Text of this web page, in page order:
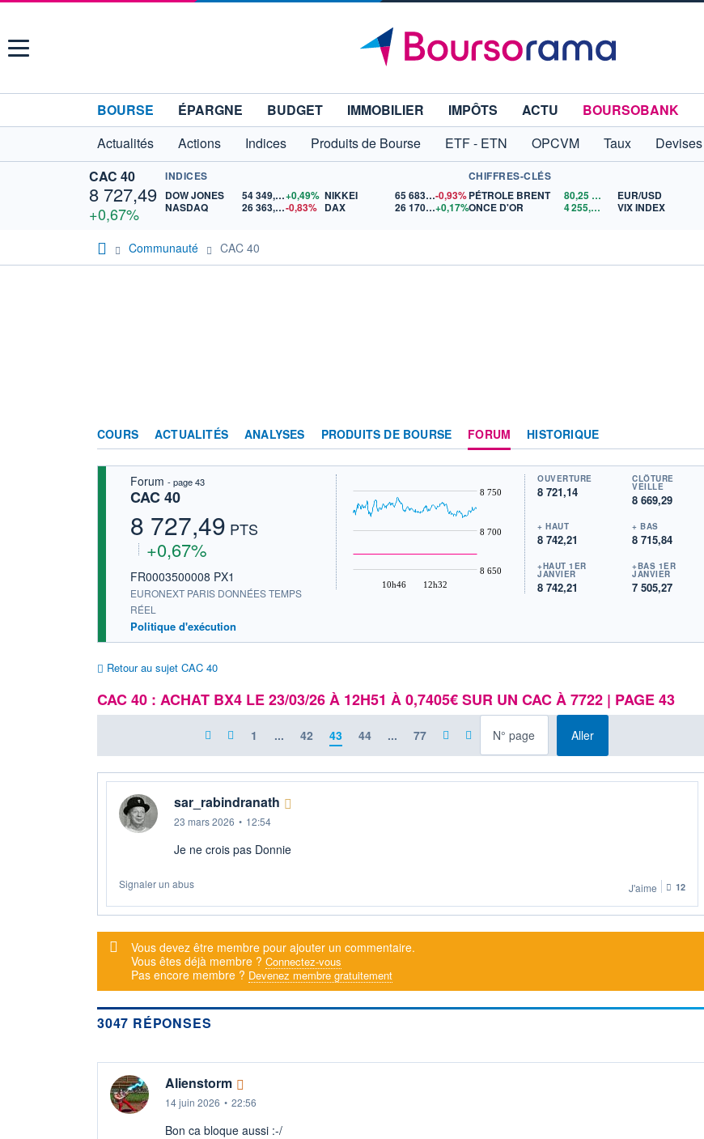
Menu
BOURSE ÉPARGNE BUDGET IMMOBILIER IMPÔTS ACTU
BOURSOBANK
Actualités
Actions Indices Produits de Bourse ETF - ETN OPCVM Taux Devises
CAC 40
8 727,49
+0,67%
INDICES
DOW JONES
54 349,12+0,49%
NASDAQ
26 363,44-0,83%
NIKKEI 65 683,26-0,93%
DAX
26 170,80+0,17%
CHIFFRES-CLÉS
PÉTROLE BRENT
80,25$US
ONCE D'OR
4 255,36 $US
EUR/USD
VIX INDEX
Communauté CAC 40
COURS ACTUALITÉS ANALYSES PRODUITS DE BOURSE FORUM HISTORIQUE
Forum - page 43
CAC 40
8 727,49 PTS
+0,67%
FR0003500008 PX1
EURONEXT PARIS DONNÉES TEMPS
RÉEL
Politique d'exécution
10h46 12h32
8 650
8 700
8 750
OUVERTURE
8 721,14
CLÔTURE
VEILLE
8 669,29
+ HAUT
8 742,21
+ BAS
8 715,84
+HAUT 1ER
JANVIER
8 742,21
+BAS 1ER
JANVIER
7 505,27
Retour au sujet CAC 40
CAC 40 : ACHAT BX4 LE 23/03/26 À 12H51 À 0,7405€ SUR UN CAC À 7722 | PAGE 43
1 ... 42 43 44 ... 77 Allerà la page
sar_rabindranath
23 mars 2026 • 12:54
Je ne crois pas Donnie
Signaler un abus J'aime 12
Message d'alerte
Vous devez être membre pour ajouter un commentaire.
Vous êtes déjà membre ? Connectez-vous
Pas encore membre ? Devenez membre gratuitement
3047 RÉPONSES
Alienstorm
14 juin 2026 • 22:56
Bon ca bloque aussi :-/